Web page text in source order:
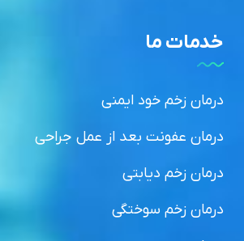
خدمات ما
درمان زخم خود ایمنی
درمان عفونت بعد از عمل جراحی
درمان زخم دیابتی
درمان زخم سوختگی